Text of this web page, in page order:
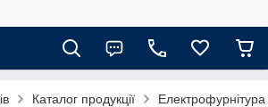
Каталог продукції Електрофурнітура